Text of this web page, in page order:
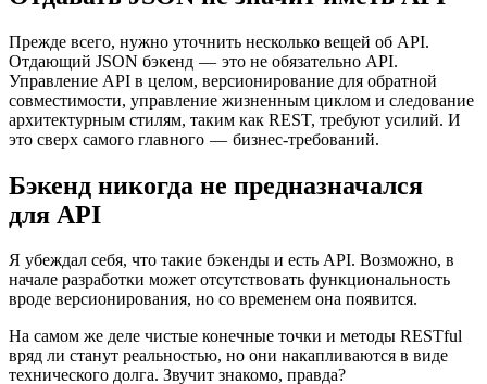
Прежде всего, нужно уточнить несколько вещей об API.
Отдающий JSON бэкенд — это не обязательно API.
Управление API в целом, версионирование для обратной
совместимости, управление жизненным циклом и следование
архитектурным стилям, таким как REST, требуют усилий. И
это сверх самого главного — бизнес-требований.
Бэкенд никогда не предназначался
для API
Я убеждал себя, что такие бэкенды и есть API. Возможно, в
начале разработки может отсутствовать функциональность
вроде версионирования, но со временем она появится.
На самом же деле чистые конечные точки и методы RESTful
вряд ли станут реальностью, но они накапливаются в виде
технического долга. Звучит знакомо, правда?